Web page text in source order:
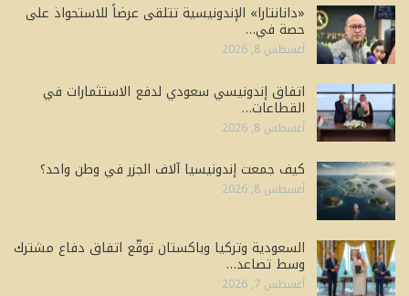
«دانانتارا» الإندونيسية تتلقى عرضاً للاستحواذ على
حصة في…
أغسطس 8, 2026
اتفاق إندونيسي سعودي لدفع الاستثمارات في
القطاعات…
أغسطس 8, 2026
كيف جمعت إندونيسيا آلاف الجزر في وطن واحد؟
أغسطس 8, 2026
السعودية وتركيا وباكستان توقّع اتفاق دفاع مشترك
وسط تصاعد…
أغسطس 7, 2026